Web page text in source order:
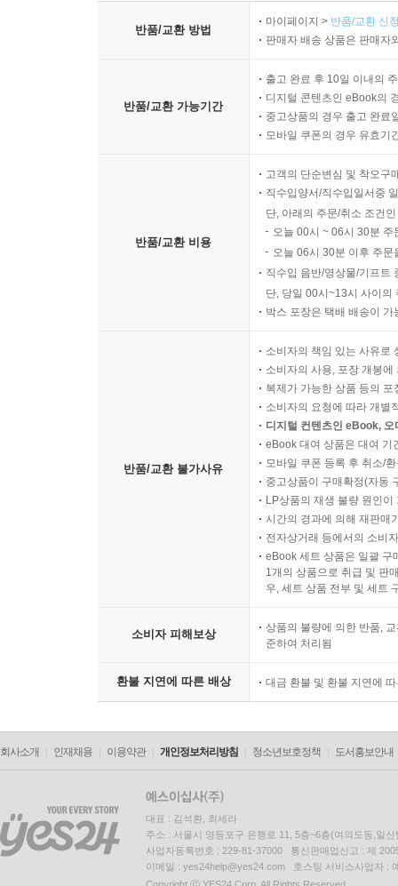
반품/교환 방법
마이페이지 > 반품/교환 신
판매자 배송 상품은 판매자
반품/교환 가능기간
출고 완료 후 10일 이내의
디지털 콘텐츠인 eBook의
중고상품의 경우 출고 완료
모바일 쿠폰의 경우 유효기
반품/교환 비용
고객의 단순변심 및 착오구
직수입양서/직수입일서중
단, 아래의 주문/취소 조건
오늘 00시 ~ 06시 30분
오늘 06시 30분 이후 주
직수입 음반/영상물/기프트
단, 당일 00시~13시 사이의
박스 포장은 택배 배송이
반품/교환 불가사유
소비자의 책임 있는 사유로
소비자의 사용, 포장 개봉
복제가 가능한 상품 등의
소비자의 요청에 따라 개별
디지털 컨텐츠인 eBook,
eBook 대여 상품은 대여 기
모바일 쿠폰 등록 후 취소/
중고상품이 구매확정(자동
LP상품의 재생 불량 원인
시간의 경과에 의해 재판매
전자상거래 등에서의 소비
eBook 세트 상품은 일괄 구
1개의 상품으로 취급 및 판
우, 세트 상품 전부 및 세트
소비자 피해보상
상품의 불량에 의한 반품,
준하여 처리됨
환불 지연에 따른 배상 대금 환불 및 환불 지연에
회사소개 인재채용 이용약관 개인정보처리방침 청소년보호정책 도서홍보안내
대표 : 김석환, 최세라
주소 : 서울시 영등포구 은행로 11, 5층~6층(여의도동,일신
사업자등록번호 : 229-81-37000 통신판매업신고 : 제
이메일 : yes24help@yes24.com 호스팅 서비스사업자 :